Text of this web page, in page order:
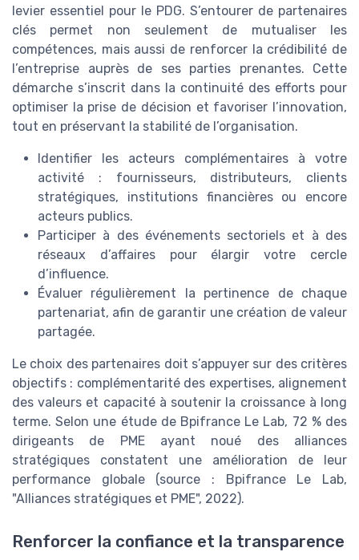
levier essentiel pour le PDG. S’entourer de partenaires
clés permet non seulement de mutualiser les
compétences, mais aussi de renforcer la crédibilité de
l’entreprise auprès de ses parties prenantes. Cette
démarche s’inscrit dans la continuité des efforts pour
optimiser la prise de décision et favoriser l’innovation,
tout en préservant la stabilité de l’organisation.
Identifier les acteurs complémentaires à votre
activité : fournisseurs, distributeurs, clients
stratégiques, institutions financières ou encore
acteurs publics.
Participer à des événements sectoriels et à des
réseaux d’affaires pour élargir votre cercle
d’influence.
Évaluer régulièrement la pertinence de chaque
partenariat, afin de garantir une création de valeur
partagée.
Le choix des partenaires doit s’appuyer sur des critères
objectifs : complémentarité des expertises, alignement
des valeurs et capacité à soutenir la croissance à long
terme. Selon une étude de Bpifrance Le Lab, 72 % des
dirigeants de PME ayant noué des alliances
stratégiques constatent une amélioration de leur
performance globale (source : Bpifrance Le Lab,
"Alliances stratégiques et PME", 2022).
Renforcer la confiance et la transparence